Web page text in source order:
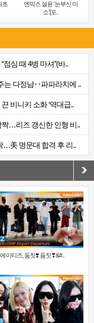
엔믹스 설윤 ‘눈부신 미
소’[포..
심 때 4병 마셔”(바..
는 다정남‥파파라치에 ..
비니키 소화 ‘역대급..
짝…리즈 갱신한 인형 비..
…美 명문대 합격 후 리..
에이티즈, 둠칫❣️ 둠칫❣&#..